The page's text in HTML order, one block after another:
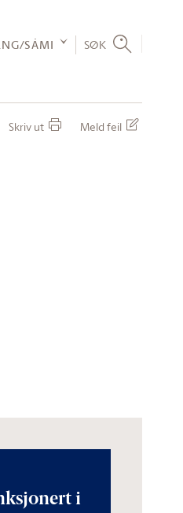
SÁMI SØK
Skriv ut Meld feil
i